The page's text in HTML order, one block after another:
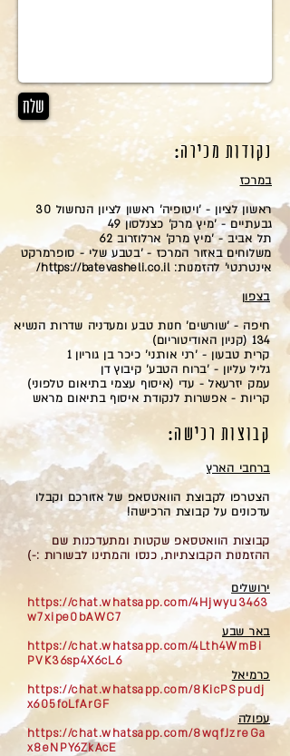
נקודות מכירה:
בצפון
חיפה - 'שורשים' חנות טבע ומעדניה שדרות הנשיא
134 (קניון האודיטוריום)
קרית טבעון - 'רני אורגני' כיכר בן גוריון 1
גליל עליון - 'ברוח הטבע' קיבוץ דן
עמק יזרעאל - עדי (איסוף עצמי בתיאום טלפוני)
קריות - אפשרות לנקודת איסוף בתיאום מראש
במרכז
ראשון לציון - 'ויטופיה' ראשון לציון הנחשול 30
גבעתיים - 'מיץ מרק' כצנלסון 49
תל אביב - 'מיץ מרק' ארלוזרוב 62
משלוחים באזור המרכז - 'בטבע שלי - סופרמרקט
אינטרנטי' להזמנות:https://batevasheli.co.il/
קבוצות רכישה:
ברחבי הארץ
הצטרפו לקבוצת הוואטסאפ של אזורכם וקבלו
עדכונים על קבוצת הרכישה!
קבוצות הוואטסאפ שקטות ומתעדכנות שם
ההזמנות הקבוצתיות, כנסו והמתינו לבשורות :-)
ירושלים
https://chat.whatsapp.com/4Hjwyu3463
w7xipe0bAWC7
באר שבע
https://chat.whatsapp.com/4Lth4WmBi
PVK36sp4X6cL6
כרמיאל
https://chat.whatsapp.com/8KicPSpudj
x605foLfArGF
עפולה
https://chat.whatsapp.com/8wqfJzreGa
x8eNPY6ZkAcE
שלח